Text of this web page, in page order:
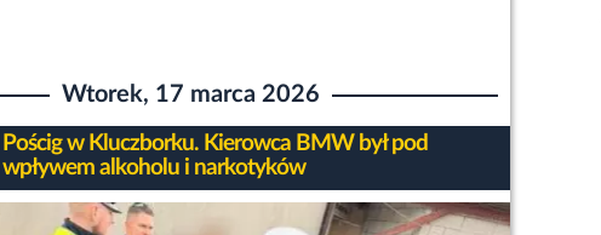
Wtorek, 17 marca 2026
Pościg w Kluczborku. Kierowca BMW był pod
wpływem alkoholu i narkotyków